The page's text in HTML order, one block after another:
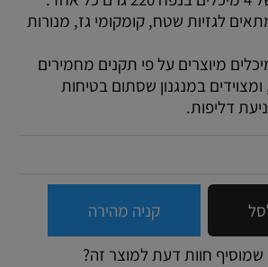
לגזיות שטח, קומקומי גז, מנורות
מיוצרים על פי תקנים מחמירים
במנגנון שסתום בטיחות
דליפות.
קניה מהירה
שמוסיף חוות דעת למוצר זה?